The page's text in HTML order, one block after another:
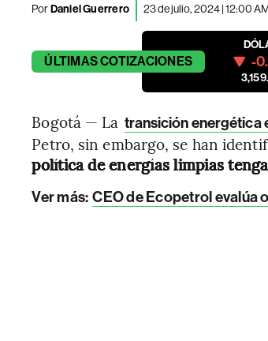
PorDaniel Guerrero 23 de julio, 2024 | 12:00
ÚLTIMASCOTIZACIONES -
Bogotá — La transición energética
Petro, sin embargo, se han
política de energías limpias
Ver más: CEO de Ecopetrol evalúa